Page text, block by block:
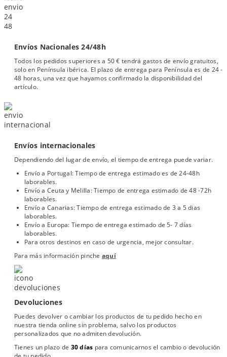
Envíos Nacionales 24/48h
Todos los pedidos superiores a 50 € tendrá gastos de envío gratuitos,
solo en Península ibérica. El plazo de entrega para Península es de 24 -
48 horas, una vez que hayamos confirmado la disponibilidad del
artículo.
Envíos internacionales
Dependiendo del lugar de envío, el tiempo de entrega puede variar.
Envío a Portugal: Tiempo de entrega estimado es de 24-48h
laborables.
Envío a Ceuta y Melilla: Tiempo de entrega estimado de 48 -72h
laborables.
Envío a Canarias: Tiempo de entrega estimado de 3 a 5 dias
laborables.
Envío a Europa: Tiempo de entrega estimado de 5- 7 días
laborables.
Para otros destinos en caso de urgencia, mejor consultar.
Para más información pinche aquí
Devoluciones
Puedes devolver o cambiar los productos de tu pedido hecho en
nuestra tienda online sin problema, salvo los productos
personalizados que no admiten devolución.
Tienes un plazo de 30 días para comunicarnos el cambio o devolución